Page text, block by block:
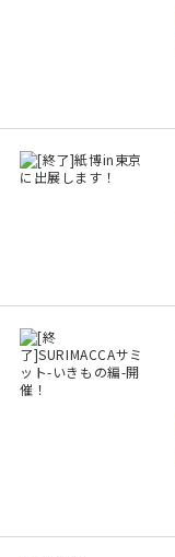
印刷見本
シルクスクリーン
本
文房具
JAMグッズ